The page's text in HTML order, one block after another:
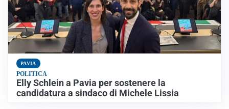
PAVIA
POLITICA
Elly Schlein a Pavia per sostenere la
candidatura a sindaco di Michele Lissia